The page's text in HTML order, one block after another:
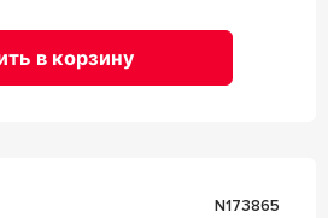
в корзину
n173865